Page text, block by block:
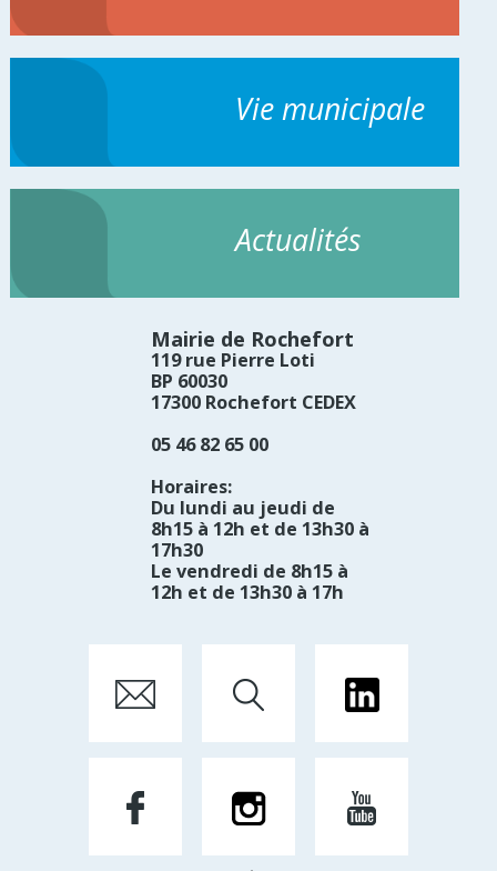
Vie municipale
Actualités
Mairie de Rochefort
119 rue Pierre Loti
BP 60030
17300 Rochefort CEDEX
05 46 82 65 00
Horaires:
Du lundi au jeudi de
8h15 à 12h et de 13h30 à
17h30
Le vendredi de 8h15 à
12h et de 13h30 à 17h